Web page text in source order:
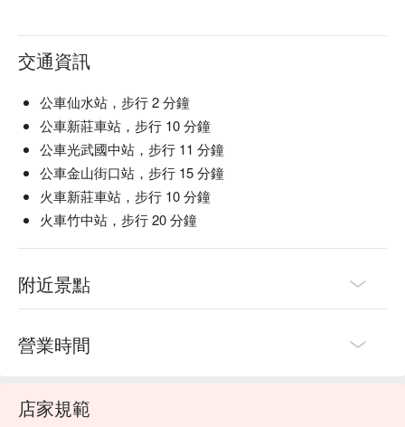
交通資訊
公車仙水站，步行 2 分鐘
公車新莊車站，步行 10 分鐘
公車光武國中站，步行 11 分鐘
公車金山街口站，步行 15 分鐘
火車新莊車站，步行 10 分鐘
火車竹中站，步行 20 分鐘
附近景點
營業時間
店家規範